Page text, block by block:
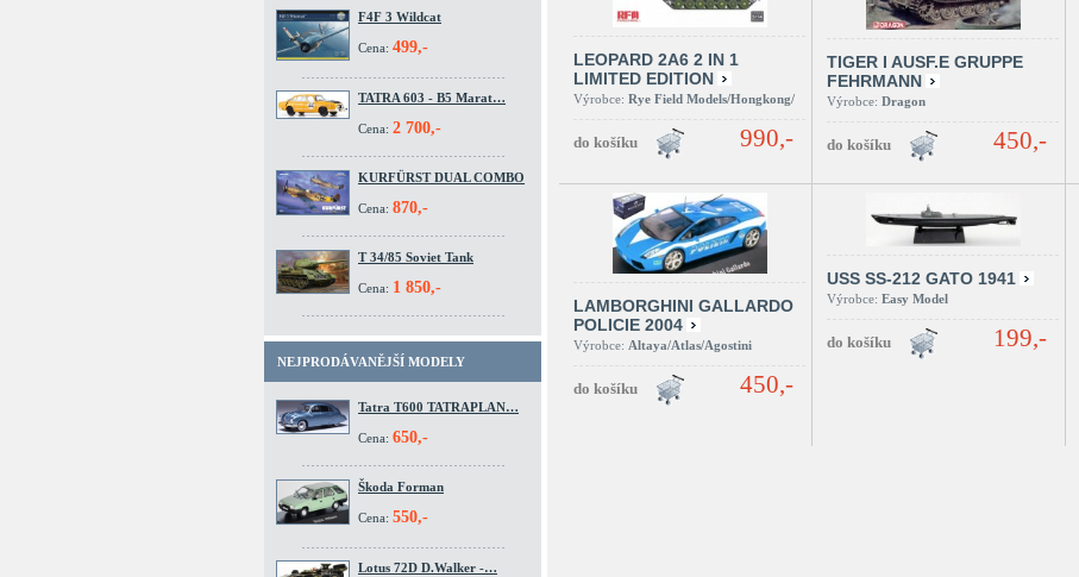
F4F 3 Wildcat
Cena: 499,-
TATRA 603 - B5 Marat…
Cena: 2 700,-
KURFÜRST DUAL COMBO
Cena: 870,-
T 34/85 Soviet Tank
Cena: 1 850,-
NEJPRODÁVANĚJŠÍ MODELY
Tatra T600 TATRAPLAN…
Cena: 650,-
Škoda Forman
Cena: 550,-
Lotus 72D D.Walker -…
LEOPARD 2A6 2 IN 1
LIMITED EDITION
Výrobce: Rye Field Models/Hongkong/
990,-
TIGER I AUSF.E GRUPPE
FEHRMANN
Výrobce: Dragon
450,-
LAMBORGHINI GALLARDO
POLICIE 2004
Výrobce: Altaya/Atlas/Agostini
450,-
USS SS-212 GATO 1941
Výrobce: Easy Model
199,-